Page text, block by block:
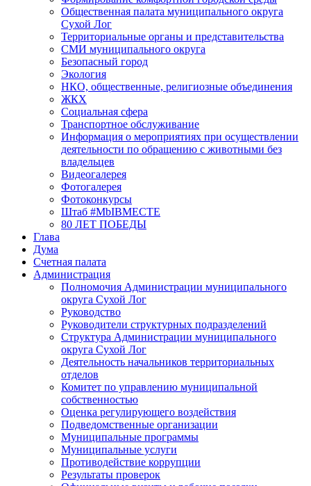
Общественная палата муниципального округа
Сухой Лог
Территориальные органы и представительства
СМИ муниципального округа
Безопасный город
Экология
НКО, общественные, религиозные объединения
ЖКХ
Социальная сфера
Транспортное обслуживание
Информация о мероприятиях при осуществлении
деятельности по обращению с животными без
владельцев
Видеогалерея
Фотогалерея
Фотоконкурсы
Штаб #MbIBMECTE
80 ЛЕТ ПОБЕДЫ
Глава
Дума
Счетная палата
Администрация
Полномочия Администрации муниципального
округа Сухой Лог
Руководство
Руководители структурных подразделений
Структура Администрации муниципального
округа Сухой Лог
Деятельность начальников территориальных
отделов
Комитет по управлению муниципальной
собственностью
Оценка регулирующего воздействия
Подведомственные организации
Муниципальные программы
Муниципальные услуги
Противодействие коррупции
Результаты проверок